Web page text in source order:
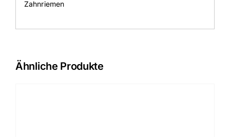
Zahnriemen
Ähnliche Produkte